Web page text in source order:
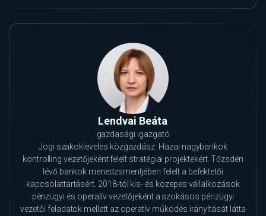
Lendvai Beáta
gazdasági igazgató
Jogi szakokleveles közgazdász. Hazai nagybankok
kontrolling vezetőjeként felelt stratégiai projektekért. Tőzsdén
lévő bankok menedzsmentjében felelt a befektetői
kapcsolattartásért. 2018-tól kis- és közepes vállalkozások
pénzügyi és operatív vezetőjeként a szokásos pénzügyi
vezetői feladatok mellett az operatív működés irányítását látta